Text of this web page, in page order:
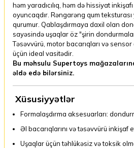
həm yaradıcılıq, həm də hissiyat
oyuncaqdır. Rəngarəng qum
qurumur. Qablaşdırmaya daxil olan
sayəsində uşaqlar öz "şirin
Təsəvvürü, motor bacarıqları və
üçün ideal vasitədir.
Bu məhsulu Supertoys
əldə edə bilərsiniz.
Xüsusiyyətlər
Formalaşdırma aksesuarları:
Əl bacarıqlarını və təsəvvürü inkişaf
Uşaqlar üçün təhlükəsiz və toksik